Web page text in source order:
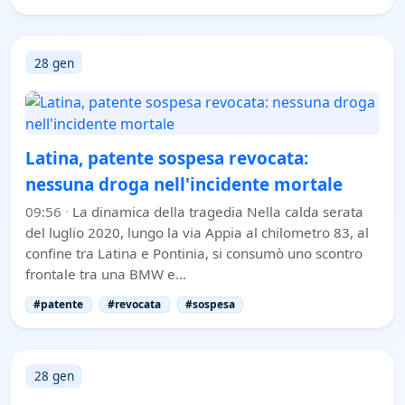
28 gen
Latina, patente sospesa revocata:
nessuna droga nell'incidente mortale
09:56 · La dinamica della tragedia Nella calda serata
del luglio 2020, lungo la via Appia al chilometro 83, al
confine tra Latina e Pontinia, si consumò uno scontro
frontale tra una BMW e…
#patente #revocata #sospesa
28 gen